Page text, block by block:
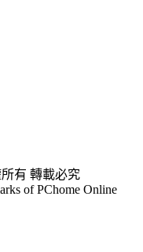
有 轉載必究
of PChome Online